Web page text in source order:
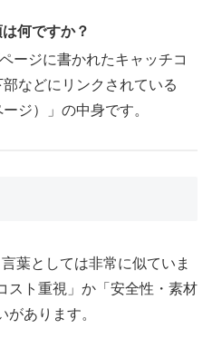
何ですか？
ージに書かれたキャッチコ
などにリンクされている
ジ）」の中身です。
葉としては非常に似ていま
スト重視」か「安全性・素材
あります。